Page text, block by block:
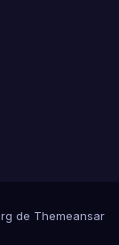
de Themeansar